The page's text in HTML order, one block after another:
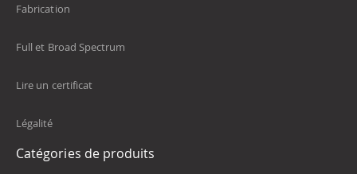
Fabrication
Full et Broad Spectrum
Lire un certificat
Légalité
Catégories de produits